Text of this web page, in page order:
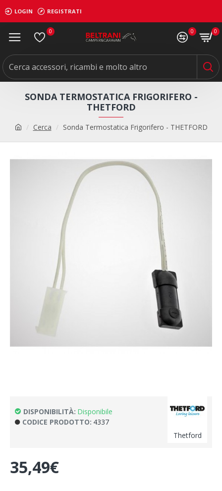
LOGIN REGISTRATI
0 0 0
Cerca Sonda Termostatica Frigorifero - THETFORD
SONDA TERMOSTATICA FRIGORIFERO -
THETFORD
DISPONIBILITÀ: Disponibile
CODICE PRODOTTO: 4337
Thetford
35,49€